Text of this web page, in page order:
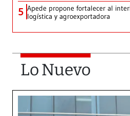
5 Apede propone fortalecer al
logística y agroexportadora
Lo Nuevo